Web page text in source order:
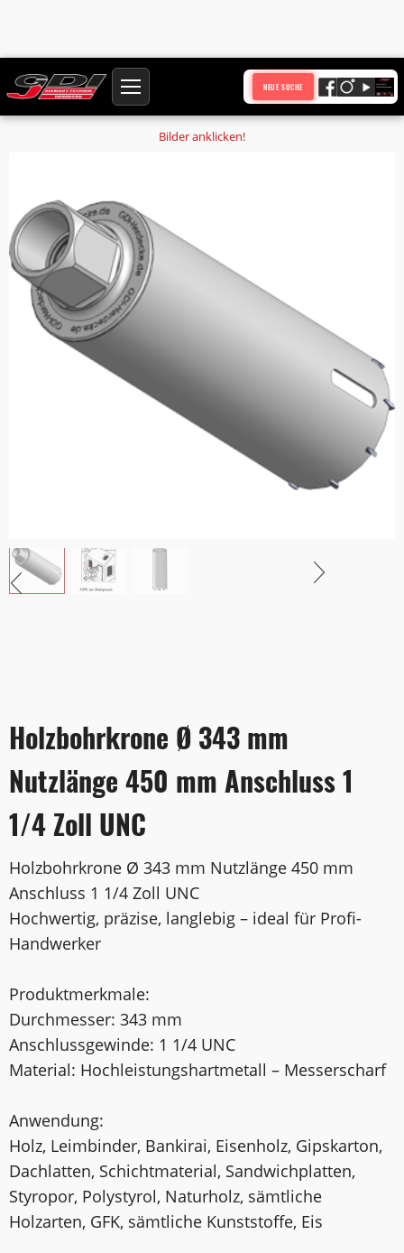
NEUE SUCHE
Startseite
Produkte
Holzbohrkrone Ø 343 mm Nutzlänge 450 mm Anschluss 1 1/4 Zoll UNC
Bilder anklicken!
Holzbohrkrone Ø 343 mm
Nutzlänge 450 mm Anschluss 1
1/4 Zoll UNC
Holzbohrkrone Ø 343 mm Nutzlänge 450 mm
Anschluss 1 1/4 Zoll UNC
Hochwertig, präzise, langlebig – ideal für Profi-
Handwerker
Produktmerkmale:
Durchmesser: 343 mm
Anschlussgewinde: 1 1/4 UNC
Material: Hochleistungshartmetall – Messerscharf
Anwendung:
Holz, Leimbinder, Bankirai, Eisenholz, Gipskarton,
Dachlatten, Schichtmaterial, Sandwichplatten,
Styropor, Polystyrol, Naturholz, sämtliche
Holzarten, GFK, sämtliche Kunststoffe, Eis